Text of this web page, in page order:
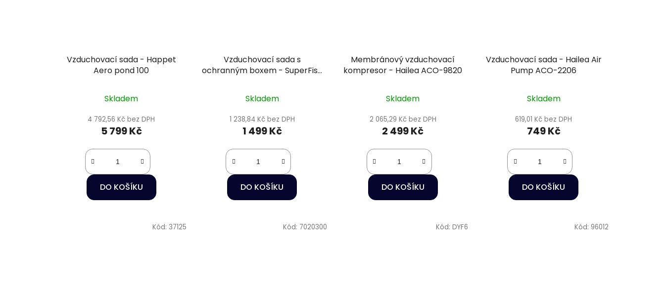
Vzduchovací sada - Happet
Aero pond 100
Skladem
4 792,56 Kč bez DPH
5 799 Kč
DO KOŠÍKU
Vzduchovací sada s
ochranným boxem - SuperFish
Skladem
1 238,84 Kč bez DPH
1 499 Kč
DO KOŠÍKU
Membránový vzduchovací
kompresor - Hailea ACO-9820
Skladem
2 065,29 Kč bez DPH
2 499 Kč
DO KOŠÍKU
Vzduchovací sada - Hailea Air
Pump ACO-2206
Skladem
619,01 Kč bez DPH
749 Kč
DO KOŠÍKU
Kód: 37125 Kód: 7020300 Kód: DYF6 Kód: 96012